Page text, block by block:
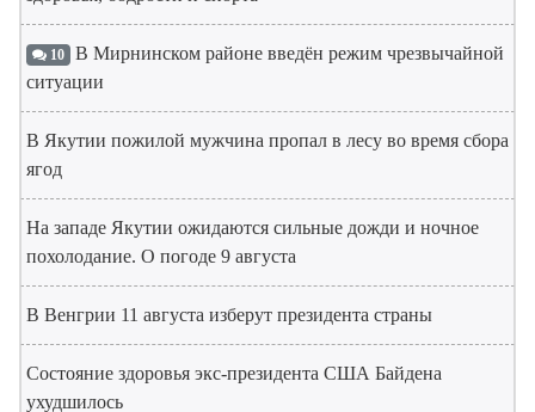
10 В Мирнинском районе введён режим чрезвычайной
ситуации
В Якутии пожилой мужчина пропал в лесу во время сбора
ягод
На западе Якутии ожидаются сильные дожди и ночное
похолодание. О погоде 9 августа
В Венгрии 11 августа изберут президента страны
Состояние здоровья экс-президента США Байдена
ухудшилось